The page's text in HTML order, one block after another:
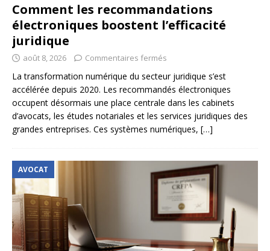
Comment les recommandations
électroniques boostent l’efficacité
juridique
août 8, 2026 Commentaires fermés
La transformation numérique du secteur juridique s’est
accélérée depuis 2020. Les recommandés électroniques
occupent désormais une place centrale dans les cabinets
d’avocats, les études notariales et les services juridiques des
grandes entreprises. Ces systèmes numériques, […]
AVOCAT